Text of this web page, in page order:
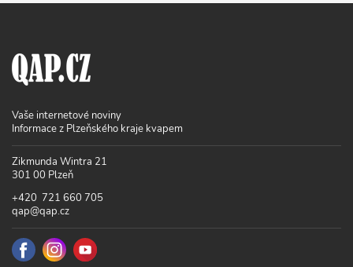
Vaše internetové noviny
Informace z Plzeňského kraje kvapem
Zikmunda Wintra 21
301 00 Plzeň
+420 721 660 705
qap@qap.cz